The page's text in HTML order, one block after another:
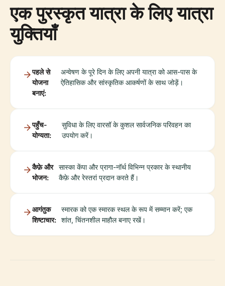
एक पुरस्कृत यात्रा के लिए यात्रा
युक्तियाँ
पहले से
योजना
बनाएं:
अन्वेषण के पूरे दिन के लिए अपनी यात्रा को आस-पास के
ऐतिहासिक और सांस्कृतिक आकर्षणों के साथ जोड़ें।
पहुँच-
योग्यता:
सुविधा के लिए वारसॉ के कुशल सार्वजनिक परिवहन का
उपयोग करें।
कैफ़े और
भोजन:
सास्का केंपा और प्रागा-नॉर्थ विभिन्न प्रकार के स्थानीय
कैफ़े और रेस्तरां प्रदान करते हैं।
आगंतुक
शिष्टाचार:
स्मारक को एक स्मारक स्थल के रूप में सम्मान करें; एक
शांत, चिंतनशील माहौल बनाए रखें।